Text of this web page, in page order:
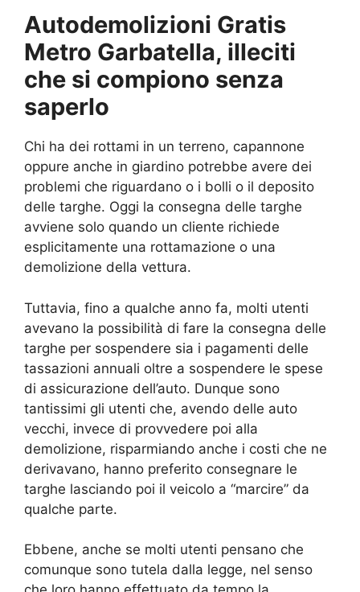
Autodemolizioni Gratis
Metro Garbatella, illeciti
che si compiono senza
saperlo
Chi ha dei rottami in un terreno, capannone
oppure anche in giardino potrebbe avere dei
problemi che riguardano o i bolli o il deposito
delle targhe. Oggi la consegna delle targhe
avviene solo quando un cliente richiede
esplicitamente una rottamazione o una
demolizione della vettura.
Tuttavia, fino a qualche anno fa, molti utenti
avevano la possibilità di fare la consegna delle
targhe per sospendere sia i pagamenti delle
tassazioni annuali oltre a sospendere le spese
di assicurazione dell’auto. Dunque sono
tantissimi gli utenti che, avendo delle auto
vecchi, invece di provvedere poi alla
demolizione, risparmiando anche i costi che ne
derivavano, hanno preferito consegnare le
targhe lasciando poi il veicolo a “marcire” da
qualche parte.
Ebbene, anche se molti utenti pensano che
comunque sono tutela dalla legge, nel senso